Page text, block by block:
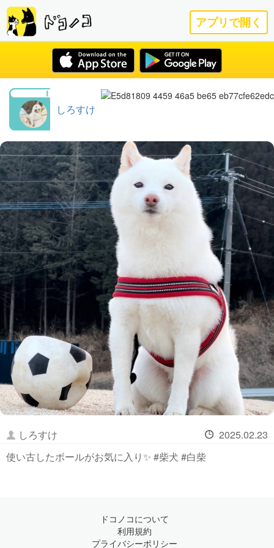
アプリで開く
しろすけ
しろすけ
2025.02.23
使い古したボールがお気に入り✨ #柴犬 #白柴
ドコノコについて
利用規約
プライバシーポリシー